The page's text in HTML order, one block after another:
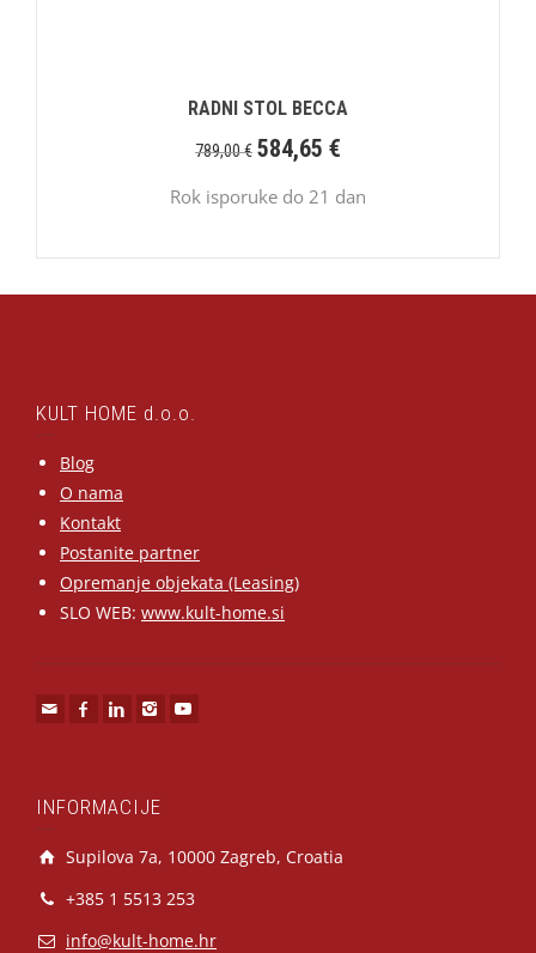
RADNI STOL BECCA
789,00€ 584,65 €
Rok isporuke do 21 dan
KULT HOME d.o.o.
Blog
O nama
Kontakt
Postanite partner
Opremanje objekata (Leasing)
SLO WEB: www.kult-home.si
INFORMACIJE
Supilova 7a, 10000 Zagreb, Croatia
+385 1 5513 253
info@kult-home.hr